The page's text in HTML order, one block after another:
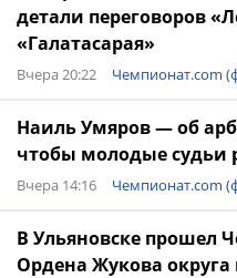
детали переговоров
«Галатасарая»
Вчера 20:22 Чемпионат.com
Наиль Умяров — об
чтобы молодые судьи
Вчера 14:16 Чемпионат.com
В Ульяновске прошел
Ордена Жукова